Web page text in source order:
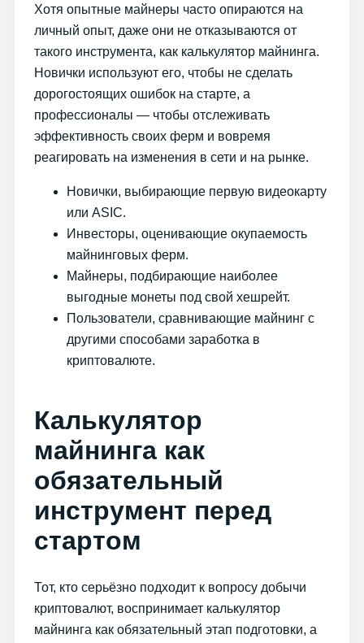
Хотя опытные майнеры часто опираются на
личный опыт, даже они не отказываются от
такого инструмента, как калькулятор майнинга.
Новички используют его, чтобы не сделать
дорогостоящих ошибок на старте, а
профессионалы — чтобы отслеживать
эффективность своих ферм и вовремя
реагировать на изменения в сети и на рынке.
Новички, выбирающие первую видеокарту
или ASIC.
Инвесторы, оценивающие окупаемость
майнинговых ферм.
Майнеры, подбирающие наиболее
выгодные монеты под свой хешрейт.
Пользователи, сравнивающие майнинг с
другими способами заработка в
криптовалюте.
Калькулятор
майнинга как
обязательный
инструмент перед
стартом
Тот, кто серьёзно подходит к вопросу добычи
криптовалют, воспринимает калькулятор
майнинга как обязательный этап подготовки, а